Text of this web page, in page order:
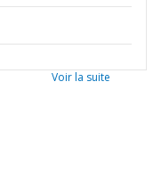
Voir la suite